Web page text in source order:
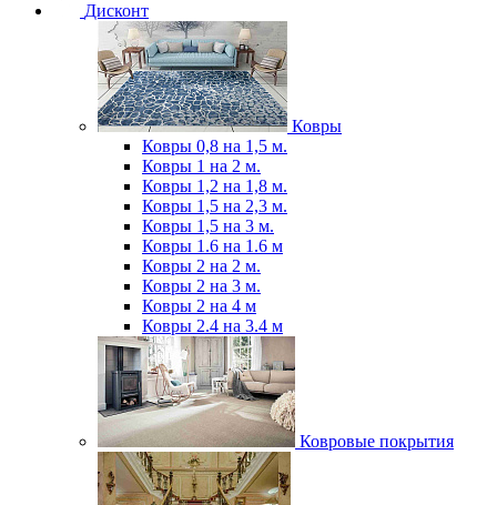
Дисконт
Ковры
Ковры 0,8 на 1,5 м.
Ковры 1 на 2 м.
Ковры 1,2 на 1,8 м.
Ковры 1,5 на 2,3 м.
Ковры 1,5 на 3 м.
Ковры 1.6 на 1.6 м
Ковры 2 на 2 м.
Ковры 2 на 3 м.
Ковры 2 на 4 м
Ковры 2.4 на 3.4 м
Ковровые покрытия